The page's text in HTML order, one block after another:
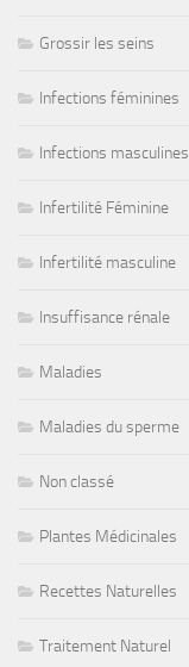
Grossir les seins
Infections féminines
Infections masculines
Infertilité Féminine
Infertilité masculine
Insuffisance rénale
Maladies
Maladies du sperme
Non classé
Plantes Médicinales
Recettes Naturelles
Traitement Naturel